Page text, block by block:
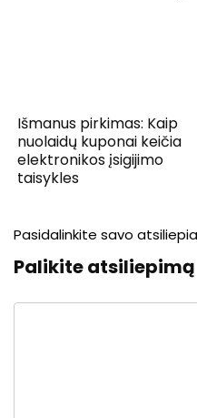
Išmanus pirkimas: Kaip
nuolaidų kuponai keičia
elektronikos įsigijimo
taisykles
Pasidalinkite savo
Palikite atsiliepimą